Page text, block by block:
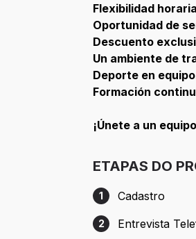
Flexibilidad
Oportunidad de
Descuento
Un ambiente de
Deporte en
Formación
¡Únete a un
ETAPAS DO
Etapa 1: Cadastro
1 Cadastro
Etapa 2: Entrevista
2 Entrevista